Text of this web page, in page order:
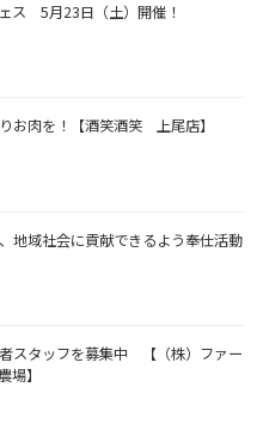
ス 5月23日（土）開催！
お肉を！【酒笑酒笑 上尾店】
地域社会に貢献できるよう奉仕活動
スタッフを募集中 【（株）ファー
】